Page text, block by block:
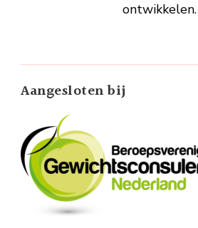
ontwikkelen.
Aangesloten bij